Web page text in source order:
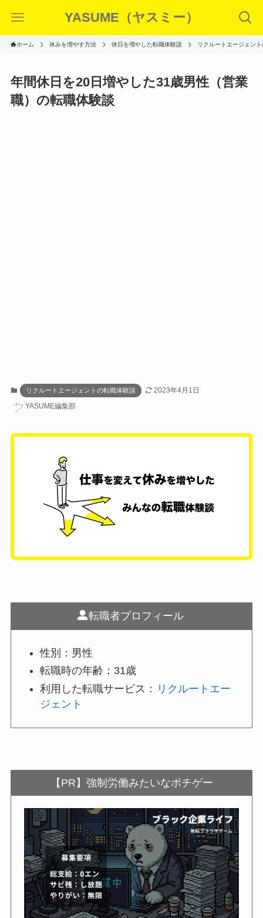
YASUME（ヤスミー）
ホーム 休みを増やす方法 休日を増やした転職体験談 リクルートエージェン
年間休日を20日増やした31歳男性（営業
職）の転職体験談
リクルートエージェントの転職体験談
2023年4月1日
YASUME編集部
転職者プロフィール
性別：男性
転職時の年齢：31歳
利用した転職サービス：
リクルートエー
ジェント
【PR】強制労働みたいなポチゲー